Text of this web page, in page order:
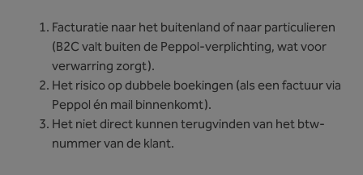
Facturatie naar het buitenland of naar particulieren
(B2C valt buiten de Peppol-verplichting, wat voor
verwarring zorgt).
Het risico op dubbele boekingen (als een factuur via
Peppol én mail binnenkomt).
Het niet direct kunnen terugvinden van het btw-
nummer van de klant.